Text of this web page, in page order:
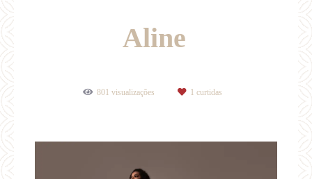
Aline
801 visualizações 1 curtidas